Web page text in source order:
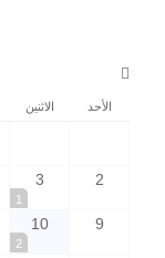
الأحد الاثنين
2
3
1
9
10
2